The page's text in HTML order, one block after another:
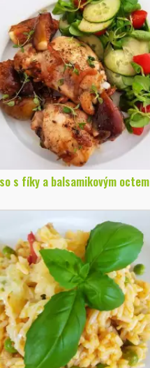
s fíky a balsamikovým octem